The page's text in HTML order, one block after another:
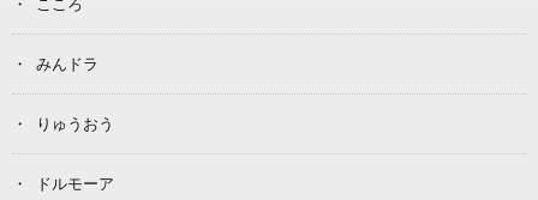
みんドラ
りゅうおう
ドルモーア